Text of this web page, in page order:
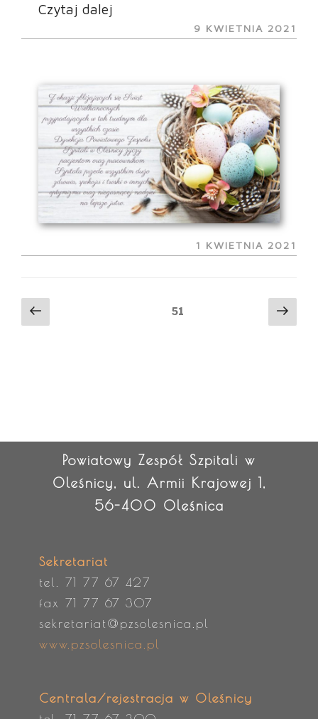
Czytaj dalej
OPUBLIKOWANE
9 KWIETNIA 2021
OPUBLIKOWANE
1 KWIETNIA 2021
Stronicowanie
wpisów
Poprzednia
strona
Strona51
Powiatowy Zespół Szpitali w
Oleśnicy, ul. Armii Krajowej 1,
56-400 Oleśnica
Sekretariat
tel. 71 77 67 427
fax 71 77 67 307
sekretariat@pzsolesnica.pl
www.pzsolesnica.pl
Centrala/rejestracja w Oleśnicy